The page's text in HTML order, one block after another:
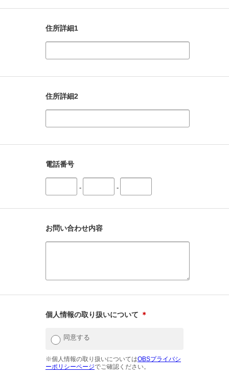
住所詳細1
住所詳細2
電話番号
- -
お問い合わせ内容
個人情報の取り扱いについて ＊
同意する
※個人情報の取り扱いについてはOBSプライバシ
ーポリシーページでご確認ください。